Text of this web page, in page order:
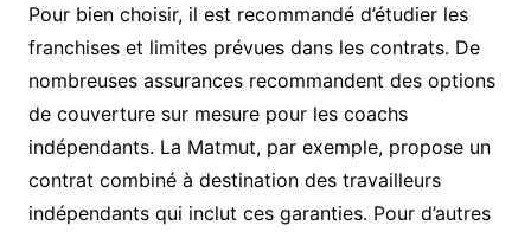
Pour bien choisir, il est recommandé d’étudier les
franchises et limites prévues dans les contrats. De
nombreuses assurances recommandent des options
de couverture sur mesure pour les coachs
indépendants. La Matmut, par exemple, propose un
contrat combiné à destination des travailleurs
indépendants qui inclut ces garanties. Pour d’autres